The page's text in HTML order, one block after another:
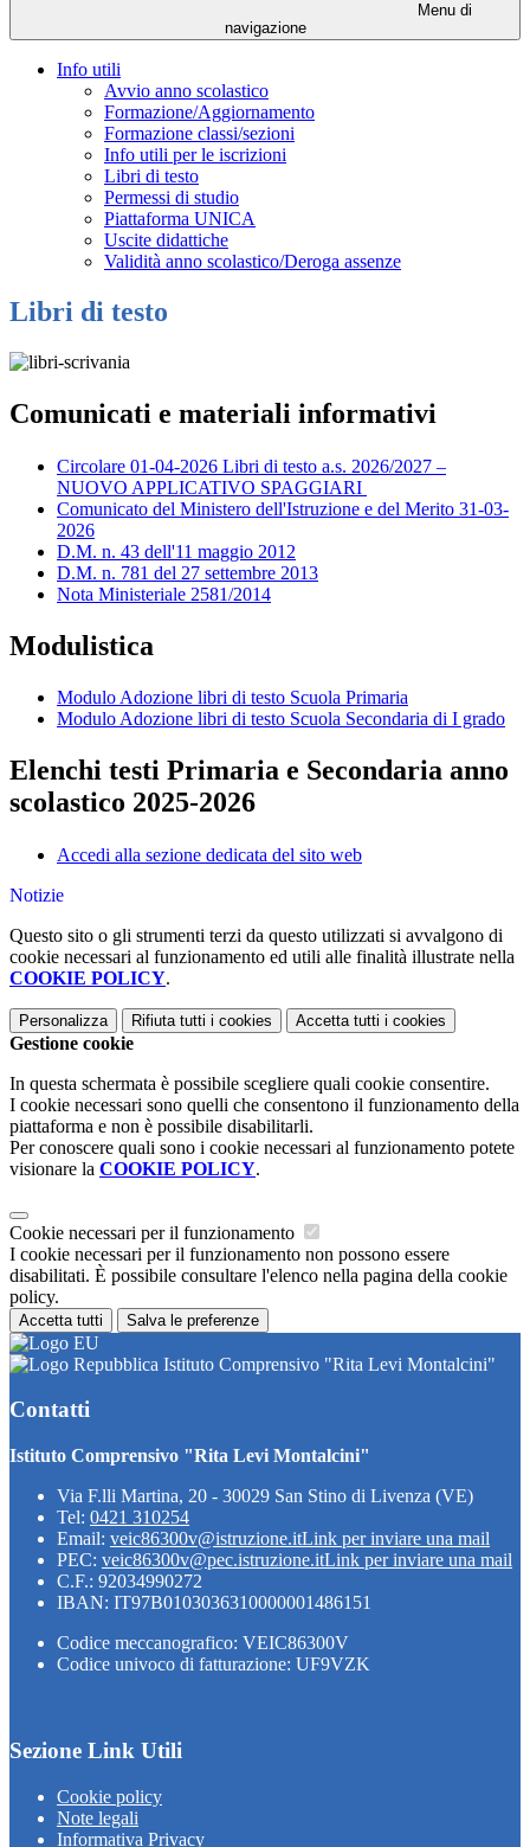
Menu di
navigazione
Info utili
Avvio anno scolastico
Formazione/Aggiornamento
Formazione classi/sezioni
Info utili per le iscrizioni
Libri di testo
Permessi di studio
Piattaforma UNICA
Uscite didattiche
Validità anno scolastico/Deroga assenze
Libri di testo
Comunicati e materiali informativi
Circolare 01-04-2026 Libri di testo a.s. 2026/2027 –
NUOVO APPLICATIVO SPAGGIARI
Comunicato del Ministero dell'Istruzione e del Merito 31-03-
2026
D.M. n. 43 dell'11 maggio 2012
D.M. n. 781 del 27 settembre 2013
Nota Ministeriale 2581/2014
Modulistica
Modulo Adozione libri di testo Scuola Primaria
Modulo Adozione libri di testo Scuola Secondaria di I grado
Elenchi testi Primaria e Secondaria anno
scolastico 2025-2026
Accedi alla sezione dedicata del sito web
Notizie
Questo sito o gli strumenti terzi da questo utilizzati si avvalgono di
cookie necessari al funzionamento ed utili alle finalità illustrate nella
COOKIE POLICY.
Personalizza Rifiuta tutti i cookies Accetta tutti i cookies
Gestione cookie
In questa schermata è possibile scegliere quali cookie consentire.
I cookie necessari sono quelli che consentono il funzionamento della
piattaforma e non è possibile disabilitarli.
Per conoscere quali sono i cookie necessari al funzionamento potete
visionare la COOKIE POLICY.
Cookie necessari per il funzionamento
I cookie necessari per il funzionamento non possono essere
disabilitati. È possibile consultare l'elenco nella pagina della cookie
policy.
Accetta tutti Salva le preferenze
Istituto Comprensivo "Rita Levi Montalcini"
Contatti
Istituto Comprensivo "Rita Levi Montalcini"
Via F.lli Martina, 20 - 30029 San Stino di Livenza (VE)
Tel: 0421 310254
Email: veic86300v@istruzione.itLink per inviare una mail
PEC: veic86300v@pec.istruzione.itLink per inviare una mail
C.F.: 92034990272
IBAN: IT97B0103036310000001486151
Codice meccanografico: VEIC86300V
Codice univoco di fatturazione: UF9VZK
Sezione Link Utili
Cookie policy
Note legali
Informativa Privacy